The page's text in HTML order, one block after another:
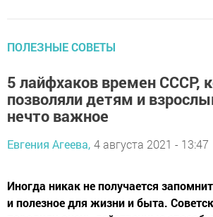
ПОЛЕЗНЫЕ СОВЕТЫ
5 лайфхаков времен СССР,
позволяли детям и
нечто важное
Евгения Агеева, 4 августа 2021 - 13:47
Иногда никак не получается
и полезное для жизни и быта.